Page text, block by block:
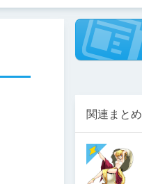
関連まとめ